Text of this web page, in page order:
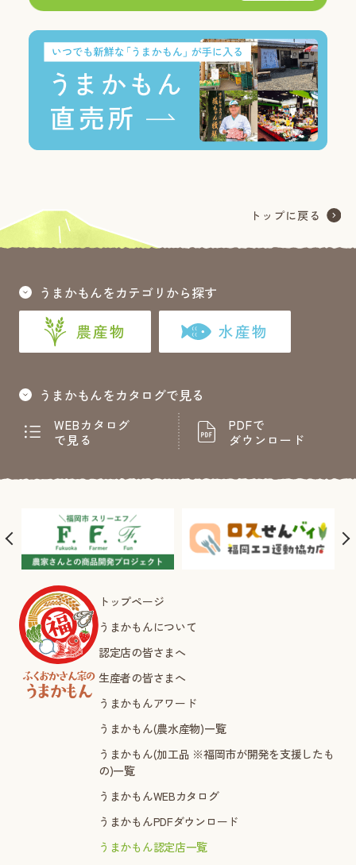
うまかもんをカテゴリから探す
農産物 水産物
うまかもんをカタログで見る
WEBカタログ
で見る
PDFで
ダウンロード
トップページ
うまかもんについて
認定店の皆さまへ
生産者の皆さまへ
うまかもんアワード
うまかもん(農水産物)一覧
うまかもん(加工品 ※福岡市が開発を支援したも
の)一覧
うまかもんWEBカタログ
うまかもんPDFダウンロード
うまかもん認定店一覧